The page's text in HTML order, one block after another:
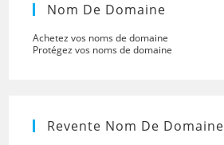
Nom De Domaine
Achetez vos noms de domaine
Protégez vos noms de domaine
Revente Nom De Domaine